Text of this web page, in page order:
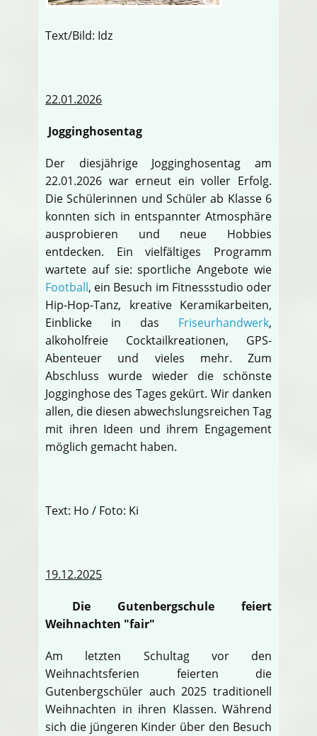
Text/Bild: Idz
22.01.2026
Jogginghosentag
Der diesjährige Jogginghosentag am
22.01.2026 war erneut ein voller Erfolg.
Die Schülerinnen und Schüler ab Klasse 6
konnten sich in entspannter Atmosphäre
ausprobieren und neue Hobbies
entdecken. Ein vielfältiges Programm
wartete auf sie: sportliche Angebote wie
Football, ein Besuch im Fitnessstudio oder
Hip-Hop-Tanz, kreative Keramikarbeiten,
Einblicke in das Friseurhandwerk,
alkoholfreie Cocktailkreationen, GPS-
Abenteuer und vieles mehr. Zum
Abschluss wurde wieder die schönste
Jogginghose des Tages gekürt. Wir danken
allen, die diesen abwechslungsreichen Tag
mit ihren Ideen und ihrem Engagement
möglich gemacht haben.
Text: Ho / Foto: Ki
19.12.2025
Die Gutenbergschule feiert
Weihnachten "fair"
Am letzten Schultag vor den
Weihnachtsferien feierten die
Gutenbergschüler auch 2025 traditionell
Weihnachten in ihren Klassen. Während
sich die jüngeren Kinder über den Besuch